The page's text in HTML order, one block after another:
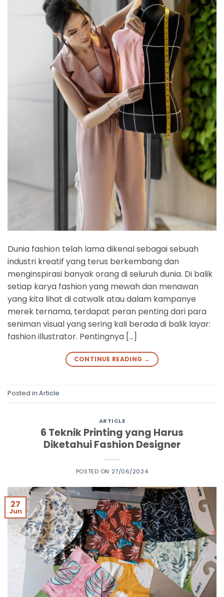
Dunia fashion telah lama dikenal sebagai sebuah
industri kreatif yang terus berkembang dan
menginspirasi banyak orang di seluruh dunia. Di balik
setiap karya fashion yang mewah dan menawan
yang kita lihat di catwalk atau dalam kampanye
merek ternama, terdapat peran penting dari para
seniman visual yang sering kali berada di balik layar:
fashion illustrator. Pentingnya […]
CONTINUE READING →
Posted in Article
ARTICLE
6 Teknik Printing yang Harus
Diketahui Fashion Designer
POSTED ON 27/06/2024
27
Jun